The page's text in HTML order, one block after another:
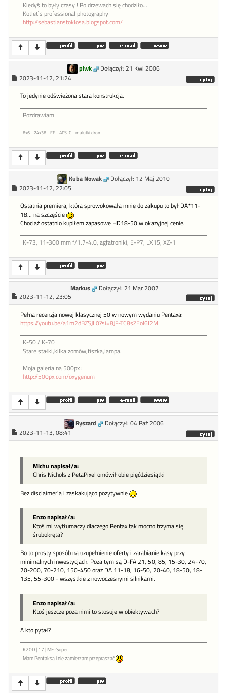
Kiedyś to były czasy ! Po drzewach się chodziło...
Kotlet`s professional photography
http://sebastianstoklosa.blogspot.com/
plwk
Dołączył: 21 Kwi 2006
2023-11-12, 21:24
To jedynie odświeżona stara konstrukcja.
Pozdrawiam
6x6 - 24x36 - FF - APS-C - malutki dron
Kuba Nowak
Dołączył: 12 Maj 2010
2023-11-12, 22:05
Ostatnia premiera, która sprowokowała mnie do zakupu to był DA*11-
18... na szczęście
Chociaż ostatnio kupiłem zapasowe HD18-50 w okazyjnej cenie.
K-73, 11-300 mm f/1.7-4.0, agfatroniki, E-P7, LX15, XZ-1
Markus
Dołączył: 21 Mar 2007
2023-11-12, 23:05
Pełna recenzja nowej klasycznej 50 w nowym wydaniu Pentaxa:
https://youtu.be/a1m2dBZSJL0?si=8JF-TC8sZEol6I2M
K-50 / K-70
Stare stałki,kilka zomów,fiszka,lampa.
Moja galeria na 500px :
http://500px.com/oxygenum
Ryszard
Dołączył: 04 Paź 2006
2023-11-13, 08:41
Michu napisał/a:
Chris Nichols z PetaPixel omówił obie pięćdziesiątki
Bez disclaimer'a i zaskakująco pozytywnie
Enzo napisał/a:
Ktoś mi wytłumaczy dlaczego Pentax tak mocno trzyma się
śrubokręta?
Bo to prosty sposób na uzupełnienie oferty i zarabianie kasy przy
minimalnych inwestycjach. Poza tym są D-FA 21, 50, 85, 15-30, 24-70,
70-200, 70-210, 150-450 oraz DA 11-18, 16-50, 20-40, 18-50, 18-
135, 55-300 - wszystkie z nowoczesnymi silnikami.
Enzo napisał/a:
Ktoś jeszcze poza nimi to stosuje w obiektywach?
A kto pytał?
K20D | 17 | ME-Super
Mam Pentaksa i nie zamierzam przepraszać